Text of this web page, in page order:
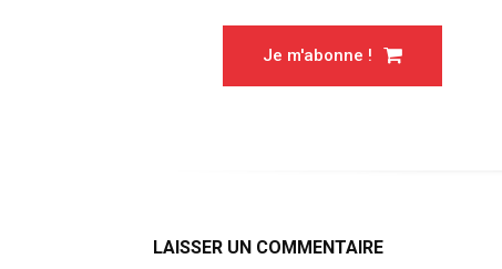
Je m'abonne !
LAISSER UN COMMENTAIRE